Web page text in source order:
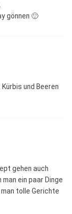
gönnen 🙂
und Beeren
gehen auch
man ein paar Dinge
tolle Gerichte